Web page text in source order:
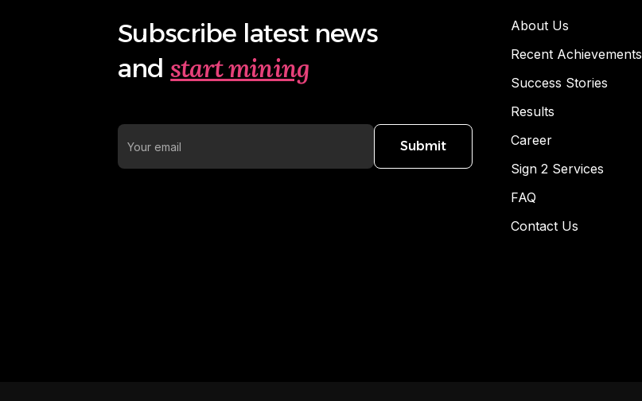
Subscribe latest news
and start mining
Submit
About Us
Recent Achievements
Success Stories
Results
Career
Sign 2 Services
FAQ
Contact Us